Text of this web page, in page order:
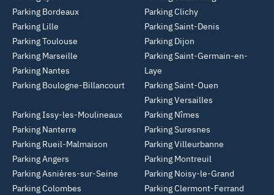
Parking Bordeaux
Parking Lille
Parking Toulouse
Parking Marseille
Parking Nantes
Parking Boulogne-Billancourt
Parking Clichy
Parking Saint-Denis
Parking Dijon
Parking Saint-Germain-en-
Laye
Parking Saint-Ouen
Parking Versailles
Parking Issy-les-Moulineaux
Parking Nanterre
Parking Rueil-Malmaison
Parking Angers
Parking Asnières-sur-Seine
Parking Colombes
Parking Nîmes
Parking Suresnes
Parking Villeurbanne
Parking Montreuil
Parking Noisy-le-Grand
Parking Clermont-Ferrand